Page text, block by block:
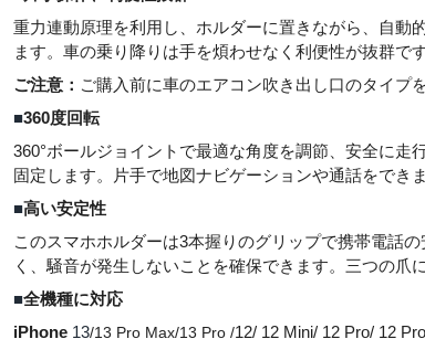
重力連動原理を利用し、ホルダーに置きながら、自動
ます。車の乗り降りは手を煩わせなく利便性が抜群で
ご注意： ご購入前に車のエアコン吹き出し口のタイプ
■360度回転
360°ボールジョイントで最適な角度を調節、安全に走
固定します。片手で地図ナビゲーションや通話をでき
■高い安定性
このスマホホルダーは3本握りのグリップで携帯電話
く、騒音が発生しないことを確保できます。三つの爪
■全機種に対応
iPhone 13/13 Pro Max/13 Pro /12/ 12 Mini/ 12 Pro/ 12